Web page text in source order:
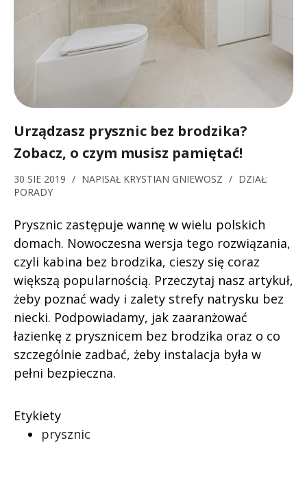
Urządzasz prysznic bez brodzika?
Zobacz, o czym musisz pamiętać!
30 SIE 2019 / NAPISAŁ KRYSTIAN GNIEWOSZ / DZIAŁ:
PORADY
Prysznic zastępuje wannę w wielu polskich
domach. Nowoczesna wersja tego rozwiązania,
czyli kabina bez brodzika, cieszy się coraz
większą popularnością. Przeczytaj nasz artykuł,
żeby poznać wady i zalety strefy natrysku bez
niecki. Podpowiadamy, jak zaaranżować
łazienkę z prysznicem bez brodzika oraz o co
szczególnie zadbać, żeby instalacja była w
pełni bezpieczna.
Etykiety
prysznic